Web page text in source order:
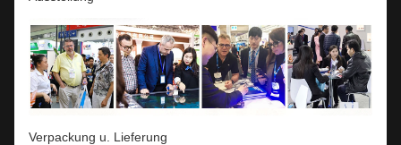
Verpackung u. Lieferung